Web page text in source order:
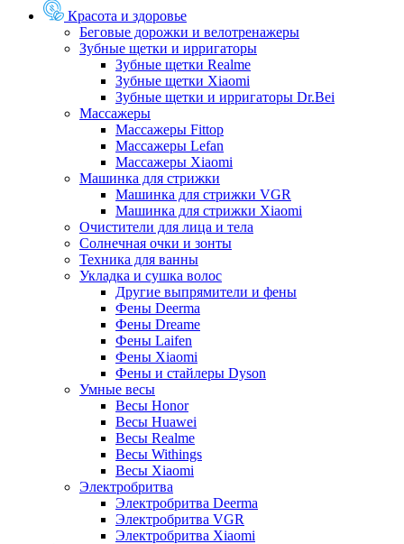
Красота и здоровье
Беговые дорожки и велотренажеры
Зубные щетки и ирригаторы
Зубные щетки Realme
Зубные щетки Xiaomi
Зубные щетки и ирригаторы Dr.Bei
Массажеры
Массажеры Fittop
Массажеры Lefan
Массажеры Xiaomi
Машинка для стрижки
Машинка для стрижки VGR
Машинка для стрижки Xiaomi
Очистители для лица и тела
Солнечная очки и зонты
Техника для ванны
Укладка и сушка волос
Другие выпрямители и фены
Фены Deerma
Фены Dreame
Фены Laifen
Фены Xiaomi
Фены и стайлеры Dyson
Умные весы
Весы Honor
Весы Huawei
Весы Realme
Весы Withings
Весы Xiaomi
Электробритва
Электробритва Deerma
Электробритва VGR
Электробритва Xiaomi